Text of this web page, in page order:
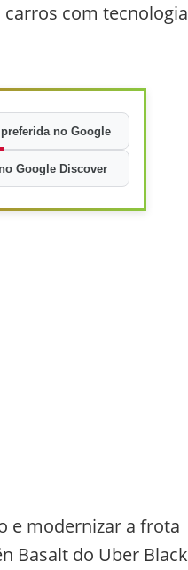
com
no Google
Google Discover
e modernizar a frota
Basalt do Uber